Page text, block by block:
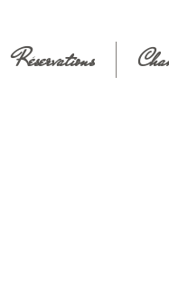
Réservations